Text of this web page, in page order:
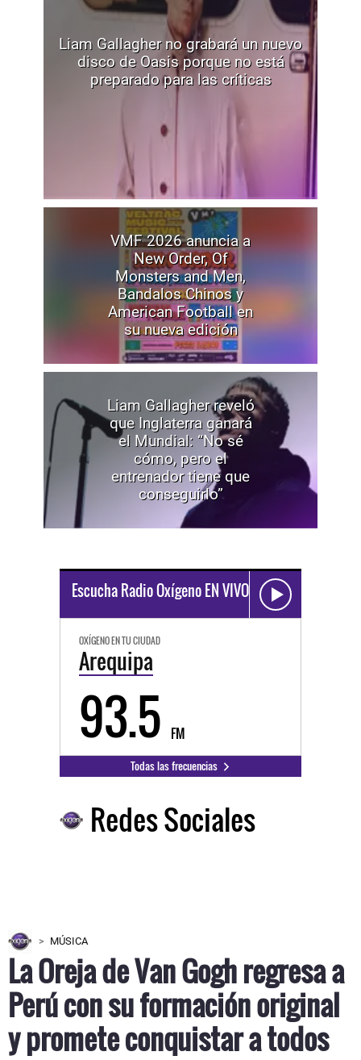
Liam Gallagher no grabará un nuevo
disco de Oasis porque no está
preparado para las críticas
VMF 2026 anuncia a
New Order, Of
Monsters and Men,
Bandalos Chinos y
American Football en
su nueva edición
Liam Gallagher reveló
que Inglaterra ganará
el Mundial: “No sé
cómo, pero el
entrenador tiene que
conseguirlo”
Escucha Radio Oxígeno EN VIVO
OXÍGENO EN TU CIUDAD
Arequipa
93.5 FM
Todas las frecuencias
Redes Sociales
MÚSICA
La Oreja de Van Gogh regresa a
Perú con su formación original
y promete conquistar a todos